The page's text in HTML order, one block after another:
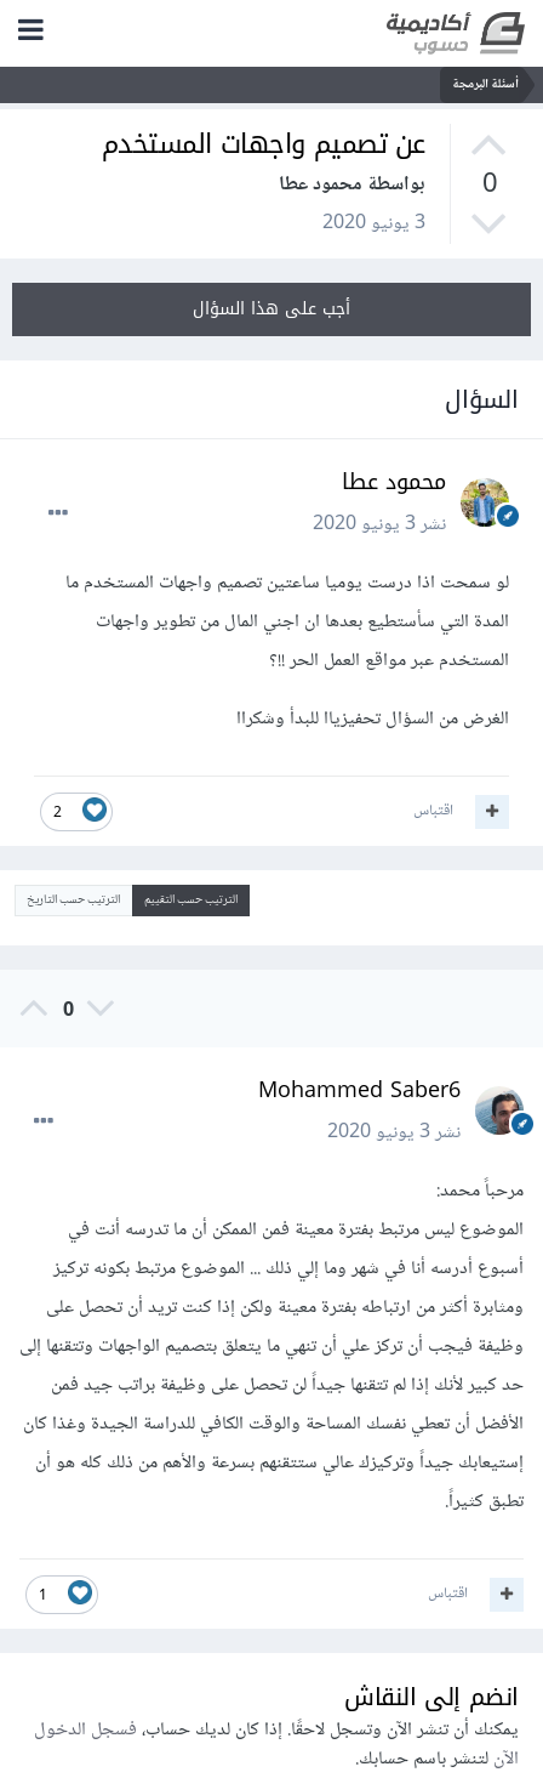
أسئلة البرمجة
0
عن تصميم واجهات المستخدم
بواسطة محمود عطا
3 يونيو 2020
أجب على هذا السؤال
السؤال
محمود عطا
نشر3 يونيو 2020
لو سمحت اذا درست يوميا ساعتين تصميم واجهات المستخدم ما
المدة التي سأستطيع بعدها ان اجني المال من تطوير واجهات
المستخدم عبر مواقع العمل الحر !!؟
الغرض من السؤال تحفيزياا للبدأ وشكراا
2 اقتباس
الترتيب حسب التقييم الترتيب حسب التاريخ
0
Mohammed Saber6
نشر3 يونيو 2020
مرحباً محمد:
الموضوع ليس مرتبط بفترة معينة فمن الممكن أن ما تدرسه أنت في
أسبوع أدرسه أنا في شهر وما إلي ذلك ... الموضوع مرتبط بكونه تركيز
ومثابرة أكثر من ارتباطه بفترة معينة ولكن إذا كنت تريد أن تحصل على
وظيفة فيجب أن تركز علي أن تنهي ما يتعلق بتصميم الواجهات وتتقنها إلى
حد كبير لأنك إذا لم تتقنها جيداً لن تحصل على وظيفة براتب جيد فمن
الأفضل أن تعطي نفسك المساحة والوقت الكافي للدراسة الجيدة وغذا كان
إستيعابك جيداً وتركيزك عالي ستتقنهم بسرعة والأهم من ذلك كله هو أن
تطبق كثيراً.
1 اقتباس
انضم إلى النقاش
يمكنك أن تنشر الآن وتسجل لاحقًا. إذا كان لديك حساب،فسجل الدخول
الآنلتنشر باسم حسابك.